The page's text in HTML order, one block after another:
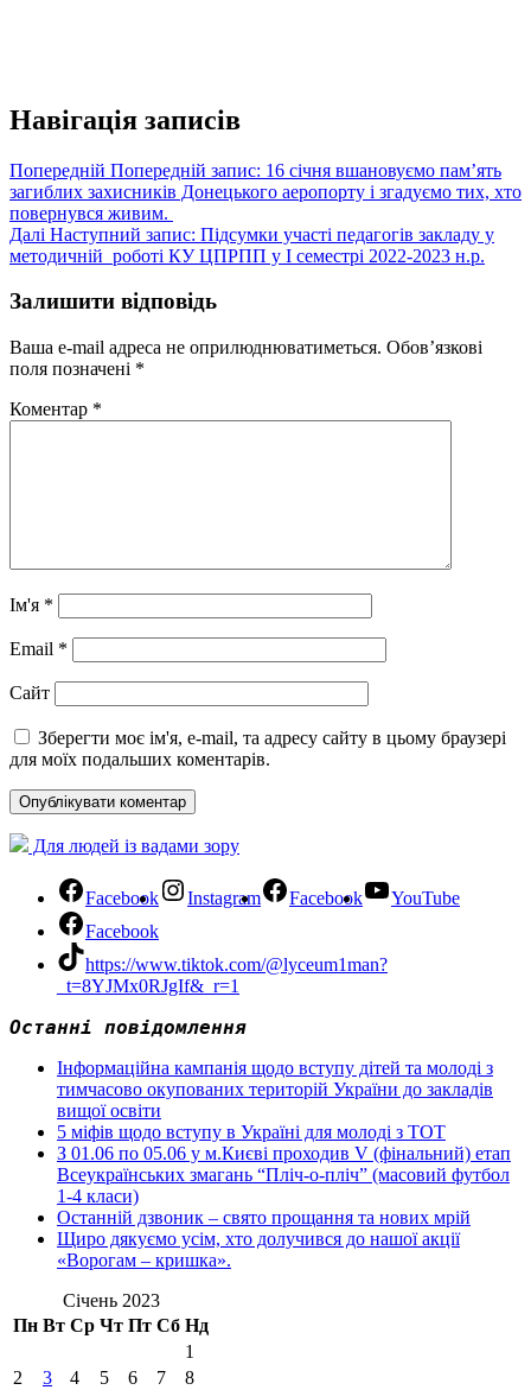
Навігація записів
Попередній Попередній запис: 16 січня вшановуємо пам’ять
загиблих захисників Донецького аеропорту і згадуємо тих, хто
повернувся живим.
Далі Наступний запис: Підсумки участі педагогів закладу у
методичній роботі КУ ЦПРПП у І семестрі 2022-2023 н.р.
Залишити відповідь
Ваша e-mail адреса не оприлюднюватиметься. Обов’язкові
поля позначені *
Коментар *
Ім'я *
Email *
Сайт
Зберегти моє ім'я, e-mail, та адресу сайту в цьому браузері
для моїх подальших коментарів.
Для людей із вадами зору
Facebook Instagram Facebook
YouTube
Facebook
https://www.tiktok.com/@lyceum1man?
_t=8YJMx0RJgIf&_r=1
Останні повідомлення
Інформаційна кампанія щодо вступу дітей та молоді з
тимчасово окупованих територій України до закладів
вищої освіти
5 міфів щодо вступу в Україні для молоді з ТОТ
З 01.06 по 05.06 у м.Києві проходив V (фінальний) етап
Всеукраїнських змагань “Пліч-о-пліч” (масовий футбол
1-4 класи)
Останній дзвоник – свято прощання та нових мрій
Щиро дякуємо усім, хто долучився до нашої акції
«Ворогам – кришка».
Січень 2023
Пн Вт Ср Чт Пт Сб Нд
1
2
3 4 5 6 7
8